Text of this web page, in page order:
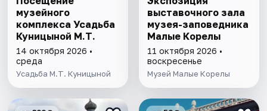
музейного
комплекса Усадьба
Куницыной М.Т.
14 октября 2026 •
среда
Усадьба М.Т. Куницыной
выставочного зала
музея-заповедника
Малые Корелы
11 октября 2026 •
воскресенье
Музей Малые Корелы